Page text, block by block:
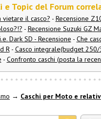
Topic del Forum
vietare il casco? - Recensione
- Recensione Suzuki GZ
Dark SD - Recensione - Che
R- Casco integrale(budget
- Confronto caschi (posta la
→ Caschi per Moto e